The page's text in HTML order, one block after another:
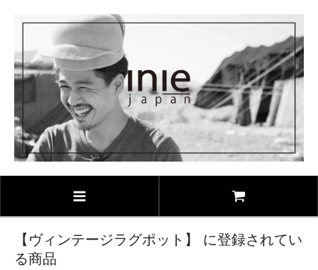
【ヴィンテージラグポット】 に登録されてい
る商品